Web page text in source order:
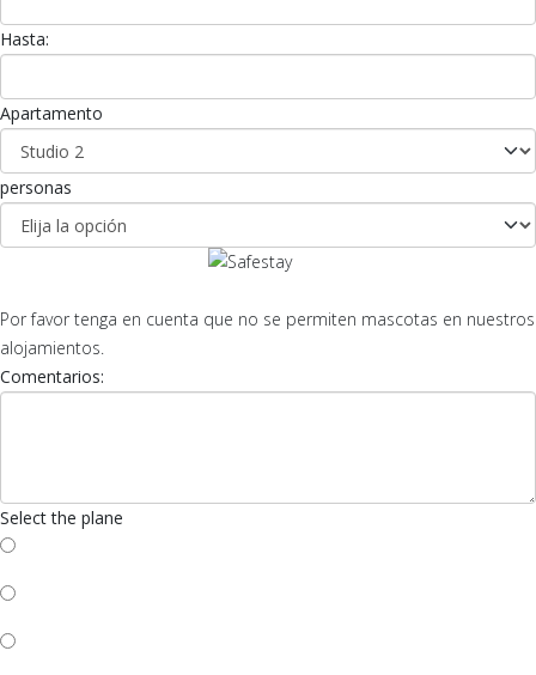
Hasta:
Apartamento
personas
Por favor tenga en cuenta que no se permiten mascotas en nuestros
alojamientos.
Comentarios:
Select the plane